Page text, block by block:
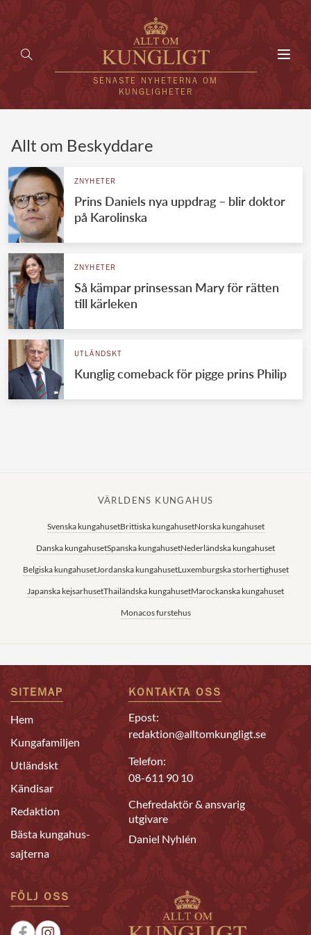
SENASTE NYHETERNA OM
KUNGLIGHETER
UTLÄNDSKT
VÄRLDENS KUNGAHUS
Svenska kungahuset
Brittiska kungahuset
Danska kungahuset
Spanska kungahuset
Japanska kejsarhuset
Thailändska kungahuset
Marockanska kungahuset
Monacos furstehus
REDAKTION
Allt om Beskyddare
ZNYHETER
Prins Daniels nya uppdrag – blir doktor
på Karolinska
ZNYHETER
Så kämpar prinsessan Mary för rätten
till kärleken
UTLÄNDSKT
Kunglig comeback för pigge prins Philip
VÄRLDENS KUNGAHUS
Svenska kungahusetBrittiska kungahusetNorska kungahuset
Danska kungahusetSpanska kungahusetNederländska kungahuset
Belgiska kungahusetJordanska kungahusetLuxemburgska storhertighuset
Japanska kejsarhusetThailändska kungahusetMarockanska kungahuset
Monacos furstehus
SITEMAP
Hem
Kungafamiljen
Utländskt
Kändisar
Redaktion
Bästa kungahus-
sajterna
KONTAKTA OSS
Epost:
redaktion@alltomkungligt.se
Telefon:
08-611 90 10
Chefredaktör & ansvarig
utgivare
Daniel Nyhlén
FÖLJ OSS